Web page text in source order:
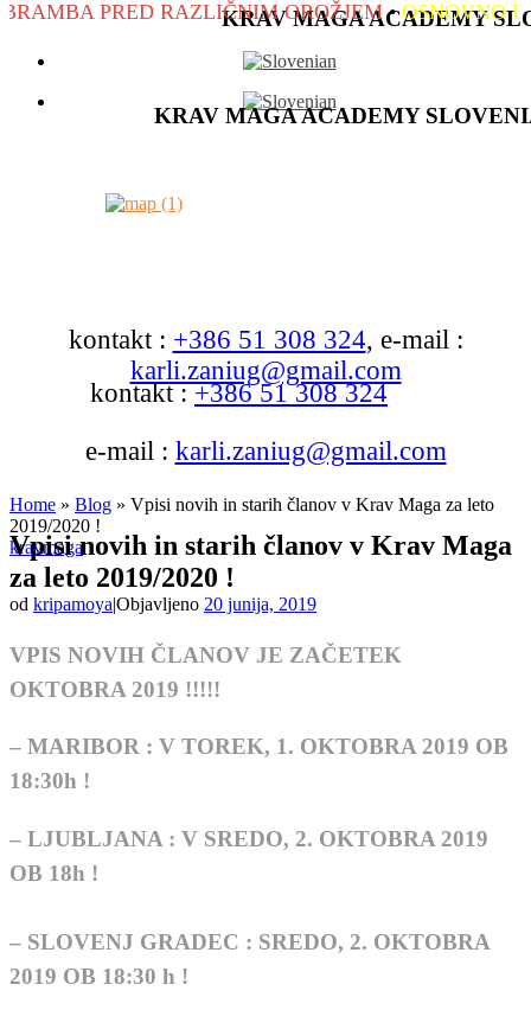
PRED RAZLIČNIM OROŽJEM•OSNOVNO IN
KRAV MAGA ACADEMY
KRAV MAGA ACADEMY
kontakt : +386 51 308 324, e-mail :
karli.zaniug@gmail.com
kontakt :+386 51 308 324
e-mail : karli.zaniug@gmail.com
Home » Blog » Vpisi novih in starih članov v Krav Maga za leto
2019/2020 !
kravmaga
Vpisi novih in starih članov v Krav Maga
za leto 2019/2020 !
od kripamoya|Objavljeno 20 junija, 2019
VPIS NOVIH ČLANOV JE ZAČETEK
OKTOBRA 2019 !!!!!
– MARIBOR : V TOREK, 1. OKTOBRA 2019 OB
18:30h !
– LJUBLJANA : V SREDO, 2. OKTOBRA 2019
OB 18h !
– SLOVENJ GRADEC : SREDO, 2. OKTOBRA
2019 OB 18:30 h !